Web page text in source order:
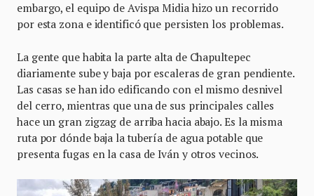
embargo, el equipo de Avispa Midia hizo un recorrido
por esta zona e identificó que persisten los problemas.
La gente que habita la parte alta de Chapultepec
diariamente sube y baja por escaleras de gran pendiente.
Las casas se han ido edificando con el mismo desnivel
del cerro, mientras que una de sus principales calles
hace un gran zigzag de arriba hacia abajo. Es la misma
ruta por dónde baja la tubería de agua potable que
presenta fugas en la casa de Iván y otros vecinos.